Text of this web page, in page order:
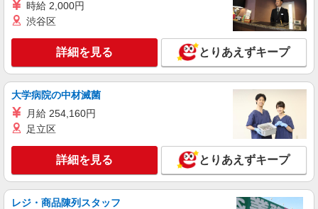
詳細を見る
業務委託
SOMPOヘルスサポート株式会社 全支援対応コース
業所一括面談(対面) 1日：10,000円〜14,716円 ・
個別訪問(対面) 1件：4,286円〜5,239円 ・遠隔面
談 1件：1,500〜1,691円 ・電話支援 1件：
1,000円〜1,429円 ・ICTメール支援 1件：500円
します ※交通費・電話代は弊社負担。その他、支
【活動エリア】栃木県大田原市及びその周辺
キープ 詳細を見る
時給 2,000円
渋谷区
詳細を見る とりあえずキープ
大学病院の中材滅菌
月給 254,160円
足立区
詳細を見る とりあえずキープ
レジ・商品陳列スタッフ